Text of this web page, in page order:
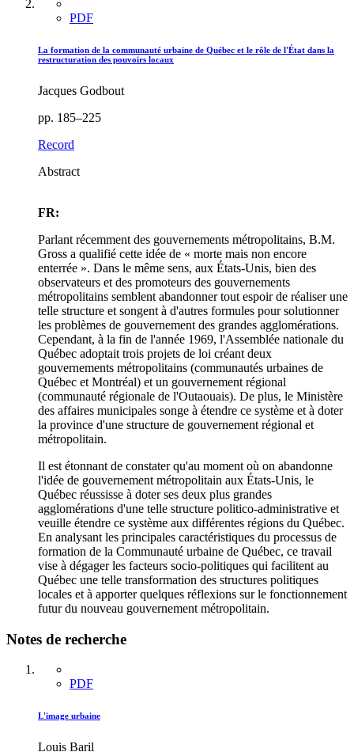
PDF
La formation de la communauté urbaine de Québec et le rôle de l'État dans la
restructuration des pouvoirs locaux
Jacques Godbout
pp. 185–225
Record
Abstract
FR:
Parlant récemment des gouvernements métropolitains, B.M.
Gross a qualifié cette idée de « morte mais non encore
enterrée ». Dans le même sens, aux États-Unis, bien des
observateurs et des promoteurs des gouvernements
métropolitains semblent abandonner tout espoir de réaliser une
telle structure et songent à d'autres formules pour solutionner
les problèmes de gouvernement des grandes agglomérations.
Cependant, à la fin de l'année 1969, l'Assemblée nationale du
Québec adoptait trois projets de loi créant deux
gouvernements métropolitains (communautés urbaines de
Québec et Montréal) et un gouvernement régional
(communauté régionale de l'Outaouais). De plus, le Ministère
des affaires municipales songe à étendre ce système et à doter
la province d'une structure de gouvernement régional et
métropolitain.
Il est étonnant de constater qu'au moment où on abandonne
l'idée de gouvernement métropolitain aux États-Unis, le
Québec réussisse à doter ses deux plus grandes
agglomérations d'une telle structure politico-administrative et
veuille étendre ce système aux différentes régions du Québec.
En analysant les principales caractéristiques du processus de
formation de la Communauté urbaine de Québec, ce travail
vise à dégager les facteurs socio-politiques qui facilitent au
Québec une telle transformation des structures politiques
locales et à apporter quelques réflexions sur le fonctionnement
futur du nouveau gouvernement métropolitain.
Notes de recherche
PDF
L'image urbaine
Louis Baril